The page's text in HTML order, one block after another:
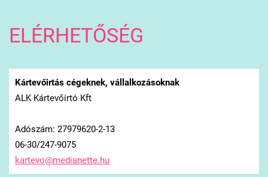
ELÉRHETŐSÉG
Kártevőirtás cégeknek, vállalkozásoknak
ALK Kártevőirtó Kft
Adószám: 27979620-2-13
06-30/247-9075
kartevo@medianette.hu